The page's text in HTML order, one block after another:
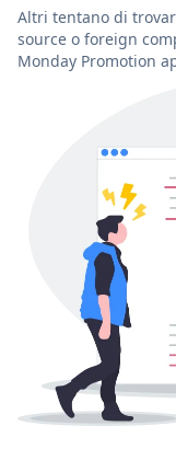
Altri tentano di
source o foreign
Monday Promotion